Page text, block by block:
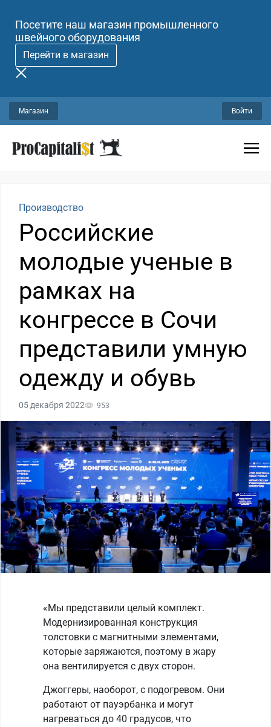
Посетите наш магазин промышленного
швейного оборудования
Перейти в магазин
Магазин Войти
Производство
Российские
молодые ученые в
рамках на
конгрессе в Сочи
представили умную
одежду и обувь
05 декабря 2022 953
«Мы представили целый комплект.
Модернизированная конструкция
толстовки с магнитными элементами,
которые заряжаются, поэтому в жару
она вентилируется с двух сторон.
Джоггеры, наоборот, с подогревом. Они
работают от пауэрбанка и могут
нагреваться до 40 градусов, что